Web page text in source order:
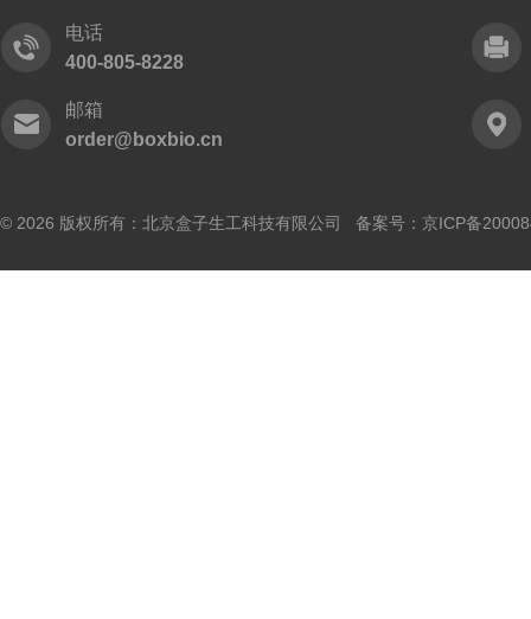
电话
400-805-8228
邮箱
order@boxbio.cn
© 2026 版权所有：北京盒子生工科技有限公司 备案号： 京ICP备